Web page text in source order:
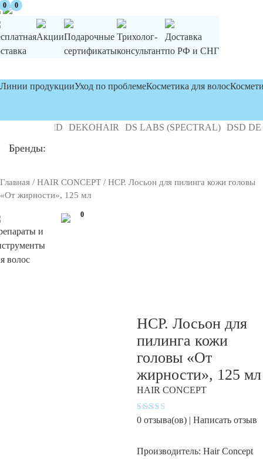
0 0
АкцииПодарочные
сертификаты
Трихолог-
консультант
Доставка
по РФ и СНГ
Линии продукцииУход по проблемеКосметика для волос
Бренды:
DEKOHAIR DS LABS (SPECTRAL) DSD DE
Главная / HAIR CONCEPT / HCP. Лосьон для пилинга кожи головы
«От жирности», 125 мл
и
волос
0
HCP. Лосьон для
пилинга кожи
головы «От
жирности», 125 мл
HAIR CONCEPT
Оценка
из 5
0отзыва(ов) | Написать отзыв
Производитель: Hair Concept